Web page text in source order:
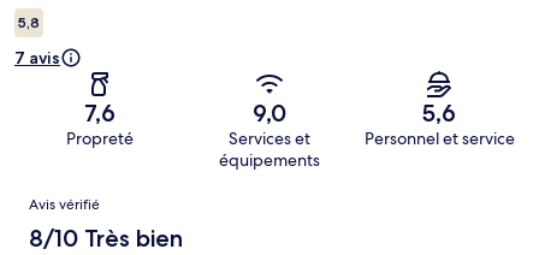
5,8
7 avis
7,6
Propreté
9,0
Services et
équipements
5,6
Personnel et service
Avis
Avis vérifié
8/10 Très bien